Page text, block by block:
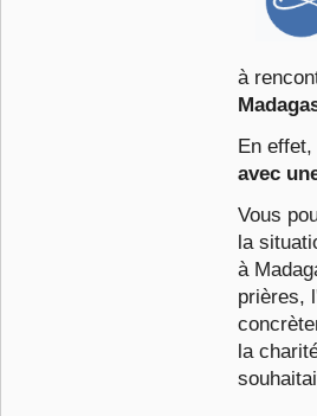
à
En
avec
Vous
la
à
prières,
la